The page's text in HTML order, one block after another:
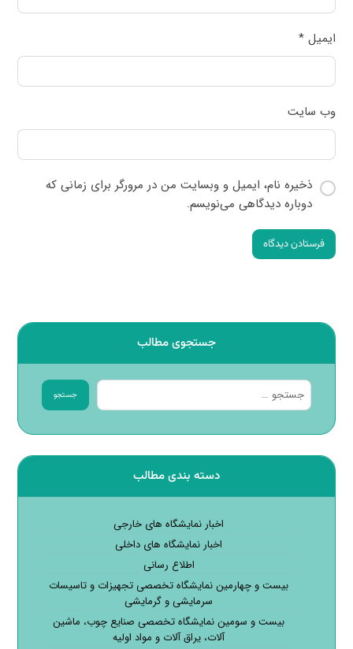
ایمیل*
وب‌ سایت
ذخیره نام، ایمیل و وبسایت من در مرورگر برای زمانی که
دوباره دیدگاهی می‌نویسم.
فرستادن دیدگاه
جستجوی مطالب
جستجو
دسته بندی مطالب
اخبار نمایشگاه های خارجی
اخبار نمایشگاه های داخلی
اطلاع رسانی
بیست و چهارمین نمایشگاه تخصصی تجهیزات و تاسیسات
سرمایشی و گرمایشی
بیست و سومین نمایشگاه تخصصی صنایع چوب، ماشین
آلات، یراق آلات و مواد اولیه